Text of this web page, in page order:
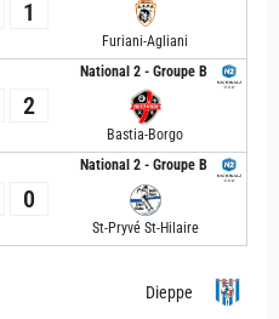
1
Furiani-Agliani
National 2 - Groupe B
2
Bastia-Borgo
National 2 - Groupe B
0
St-Pryvé St-Hilaire
Dieppe